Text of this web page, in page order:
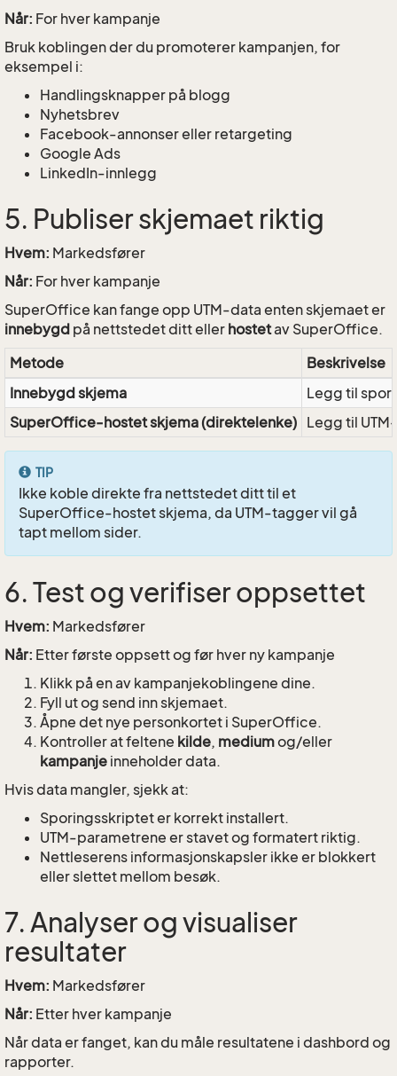
Når: For hver kampanje
Bruk koblingen der du promoterer kampanjen, for
eksempel i:
Handlingsknapper på blogg
Nyhetsbrev
Facebook-annonser eller retargeting
Google Ads
LinkedIn-innlegg
5. Publiser skjemaet riktig
Hvem: Markedsfører
Når: For hver kampanje
SuperOffice kan fange opp UTM-data enten skjemaet er
innebygd på nettstedet ditt eller hostetav SuperOffice.
Metode
Beskrivelse
Innebygd skjema
Legg til
SuperOffice-hostet skjema (direktelenke) Legg til
TIP
Ikke koble direkte fra nettstedet ditt til et
SuperOffice-hostet skjema, da UTM-tagger vil gå
tapt mellom sider.
6. Test og verifiser oppsettet
Hvem: Markedsfører
Når: Etter første oppsett og før hver ny kampanje
Klikk på en av kampanjekoblingene dine.
Fyll ut og send inn skjemaet.
Åpne det nye personkortet i SuperOffice.
Kontroller at feltene kilde, mediumog/eller
kampanje inneholder data.
Hvis data mangler, sjekk at:
Sporingsskriptet er korrekt installert.
UTM-parametrene er stavet og formatert riktig.
Nettleserens informasjonskapsler ikke er blokkert
eller slettet mellom besøk.
7. Analyser og visualiser
resultater
Hvem: Markedsfører
Når: Etter hver kampanje
Når data er fanget, kan du måle resultatene i dashbord og
rapporter.